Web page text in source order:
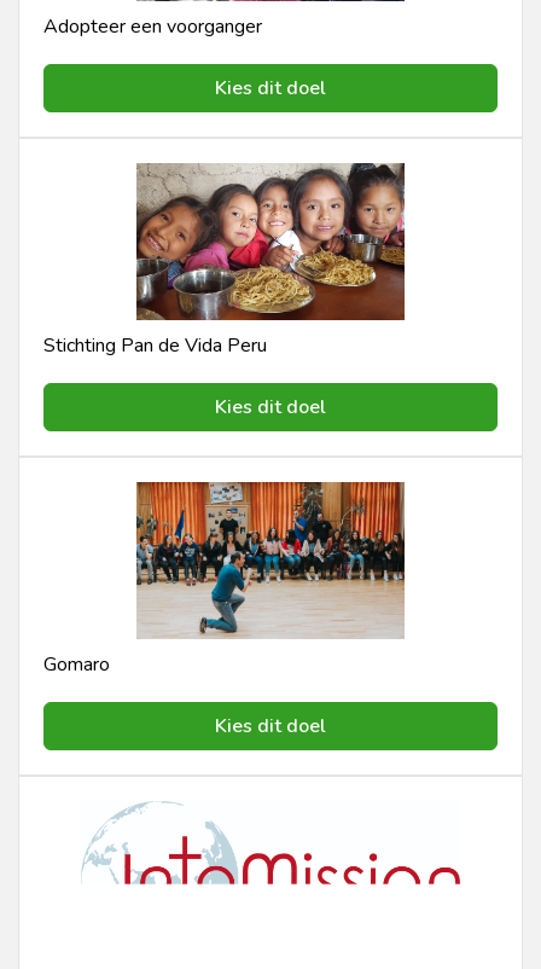
Adopteer een voorganger
Kies dit doel
Stichting Pan de Vida Peru
Kies dit doel
Gomaro
Kies dit doel